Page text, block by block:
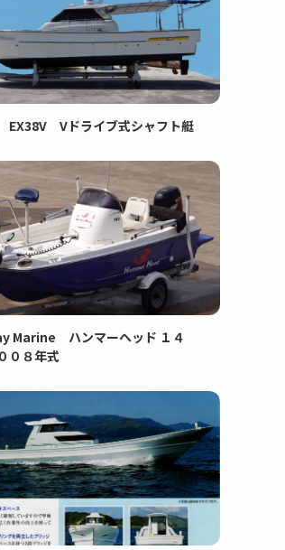
Vドライブ式シャフト艇
Marine ハンマーヘッド １４
８年式